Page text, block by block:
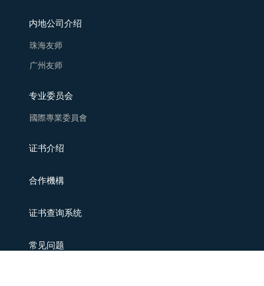
内地公司介绍
珠海友师
广州友师
专业委员会
國際專業委員會
证书介绍
合作機構
证书查询系统
常见问题